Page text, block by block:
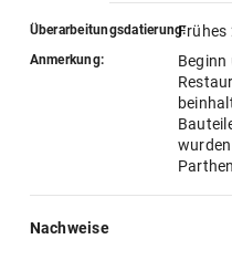
Überarbeitungsdatierung:Frühes
Anmerkung:
Beginn
Nachweise